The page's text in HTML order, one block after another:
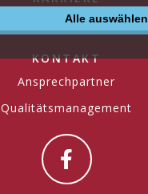
Stellenangebote
KONTAKT
Ansprechpartner
Qualitätsmanagement
Alle auswählen